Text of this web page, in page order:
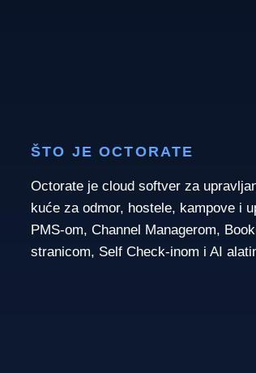
ŠTO JE OCTORATE
Octorate je cloud softver za
kuće za odmor, hostele, kampove i
PMS-om, Channel Managerom,
stranicom, Self Check-inom i AI